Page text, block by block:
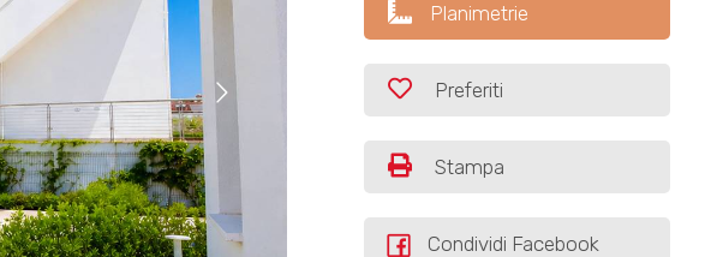
Planimetrie
Preferiti
Stampa
Condividi Facebook